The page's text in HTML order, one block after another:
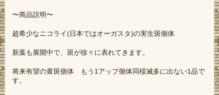
〜商品説明〜
超希少なニコライ(日本ではオーガスタ)の実生斑個体
新葉も展開中で、斑が徐々に表れてきます。
将来有望の黄斑個体 もう1アップ個体同様滅多に出ない1品で
す。